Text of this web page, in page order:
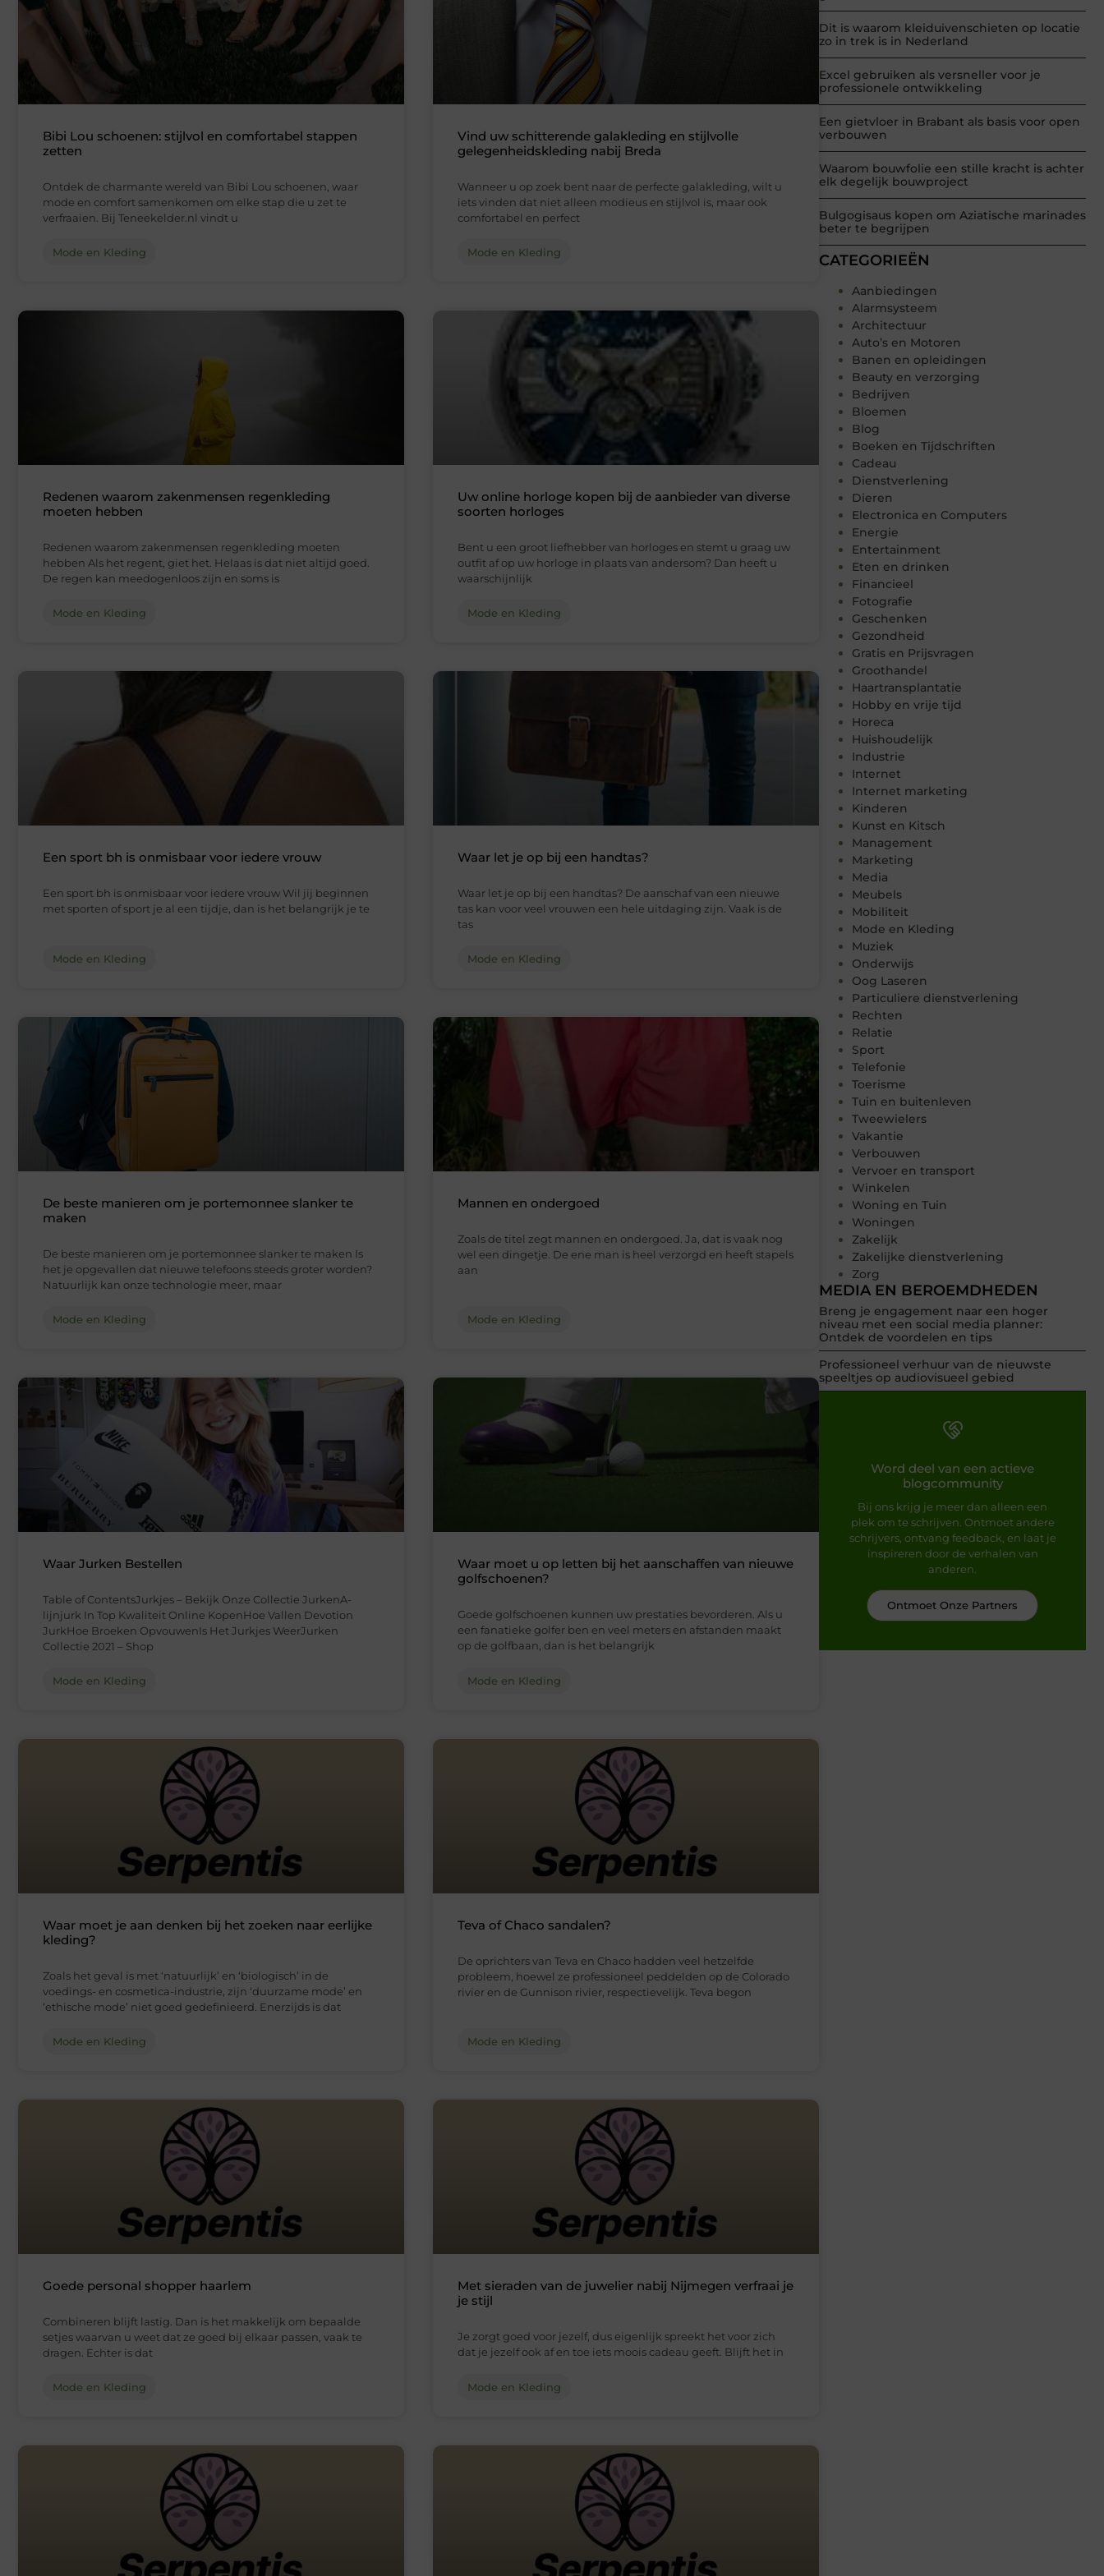
Dit is waarom kleiduivenschieten op locatie
zo in trek is in Nederland
Excel gebruiken als versneller voor je
professionele ontwikkeling
Een gietvloer in Brabant als basis voor open
verbouwen
Waarom bouwfolie een stille kracht is achter
elk degelijk bouwproject
Bulgogisaus kopen om Aziatische marinades
beter te begrijpen
CATEGORIEËN
Aanbiedingen
Alarmsysteem
Architectuur
Auto’s en Motoren
Banen en opleidingen
Beauty en verzorging
Bedrijven
Bloemen
Blog
Boeken en Tijdschriften
Cadeau
Dienstverlening
Dieren
Electronica en Computers
Energie
Entertainment
Eten en drinken
Financieel
Fotografie
Geschenken
Gezondheid
Gratis en Prijsvragen
Groothandel
Haartransplantatie
Hobby en vrije tijd
Horeca
Huishoudelijk
Industrie
Internet
Internet marketing
Kinderen
Kunst en Kitsch
Management
Marketing
Media
Meubels
Mobiliteit
Mode en Kleding
Muziek
Onderwijs
Oog Laseren
Particuliere dienstverlening
Rechten
Relatie
Sport
Telefonie
Toerisme
Tuin en buitenleven
Tweewielers
Vakantie
Verbouwen
Vervoer en transport
Winkelen
Woning en Tuin
Woningen
Zakelijk
Zakelijke dienstverlening
Zorg
MEDIA EN BEROEMDHEDEN
Breng je engagement naar een hoger
niveau met een social media planner:
Ontdek de voordelen en tips
Professioneel verhuur van de nieuwste
speeltjes op audiovisueel gebied
Word deel van een actieve
blogcommunity
Bij ons krijg je meer dan alleen een
plek om te schrijven. Ontmoet andere
schrijvers, ontvang feedback, en laat je
inspireren door de verhalen van
anderen.
Ontmoet Onze Partners
Bibi Lou schoenen: stijlvol en comfortabel stappen
zetten
Ontdek de charmante wereld van Bibi Lou schoenen, waar
mode en comfort samenkomen om elke stap die u zet te
verfraaien. Bij Teneekelder.nl vindt u
Mode en Kleding
Vind uw schitterende galakleding en stijlvolle
gelegenheidskleding nabij Breda
Wanneer u op zoek bent naar de perfecte galakleding, wilt u
iets vinden dat niet alleen modieus en stijlvol is, maar ook
comfortabel en perfect
Mode en Kleding
Redenen waarom zakenmensen regenkleding
moeten hebben
Redenen waarom zakenmensen regenkleding moeten
hebben Als het regent, giet het. Helaas is dat niet altijd goed.
De regen kan meedogenloos zijn en soms is
Mode en Kleding
Uw online horloge kopen bij de aanbieder van diverse
soorten horloges
Bent u een groot liefhebber van horloges en stemt u graag uw
outfit af op uw horloge in plaats van andersom? Dan heeft u
waarschijnlijk
Mode en Kleding
Een sport bh is onmisbaar voor iedere vrouw
Een sport bh is onmisbaar voor iedere vrouw Wil jij beginnen
met sporten of sport je al een tijdje, dan is het belangrijk je te
Mode en Kleding
Waar let je op bij een handtas?
Waar let je op bij een handtas? De aanschaf van een nieuwe
tas kan voor veel vrouwen een hele uitdaging zijn. Vaak is de
tas
Mode en Kleding
De beste manieren om je portemonnee slanker te
maken
De beste manieren om je portemonnee slanker te maken Is
het je opgevallen dat nieuwe telefoons steeds groter worden?
Natuurlijk kan onze technologie meer, maar
Mode en Kleding
Mannen en ondergoed
Zoals de titel zegt mannen en ondergoed. Ja, dat is vaak nog
wel een dingetje. De ene man is heel verzorgd en heeft stapels
aan
Mode en Kleding
Waar Jurken Bestellen
Table of ContentsJurkjes – Bekijk Onze Collectie JurkenA-
lijnjurk In Top Kwaliteit Online KopenHoe Vallen Devotion
JurkHoe Broeken OpvouwenIs Het Jurkjes WeerJurken
Collectie 2021 – Shop
Mode en Kleding
Waar moet u op letten bij het aanschaffen van nieuwe
golfschoenen?
Goede golfschoenen kunnen uw prestaties bevorderen. Als u
een fanatieke golfer ben en veel meters en afstanden maakt
op de golfbaan, dan is het belangrijk
Mode en Kleding
Waar moet je aan denken bij het zoeken naar eerlijke
kleding?
Zoals het geval is met ‘natuurlijk’ en ‘biologisch’ in de
voedings- en cosmetica-industrie, zijn ‘duurzame mode’ en
‘ethische mode’ niet goed gedefinieerd. Enerzijds is dat
Mode en Kleding
Teva of Chaco sandalen?
De oprichters van Teva en Chaco hadden veel hetzelfde
probleem, hoewel ze professioneel peddelden op de Colorado
rivier en de Gunnison rivier, respectievelijk. Teva begon
Mode en Kleding
Goede personal shopper haarlem
Combineren blijft lastig. Dan is het makkelijk om bepaalde
setjes waarvan u weet dat ze goed bij elkaar passen, vaak te
dragen. Echter is dat
Mode en Kleding
Met sieraden van de juwelier nabij Nijmegen verfraai je
je stijl
Je zorgt goed voor jezelf, dus eigenlijk spreekt het voor zich
dat je jezelf ook af en toe iets moois cadeau geeft. Blijft het in
Mode en Kleding